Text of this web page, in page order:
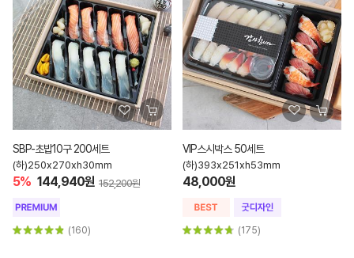
SBP-초밥10구 200세트
(하)250x270xh30mm
5% 144,940원 152,200원
(160)
VIP스시박스 50세트
(하)393x251xh53mm
48,000원
(175)